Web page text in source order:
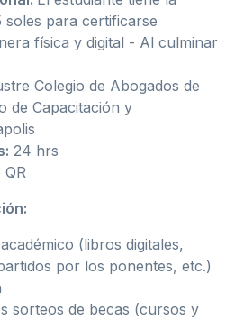
soles para certificarse
física y digital - Al culminar
Colegio de Abogados de
de Capacitación y
24 hrs
QR
(libros digitales,
por los ponentes, etc.)
sorteos de becas (cursos y